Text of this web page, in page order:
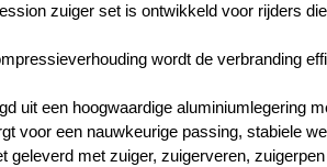
zuiger set is ontwikkeld voor rijders
wordt de verbranding
uit een hoogwaardige aluminiumlegering
voor een nauwkeurige passing, stabiele
geleverd met zuiger, zuigerveren,